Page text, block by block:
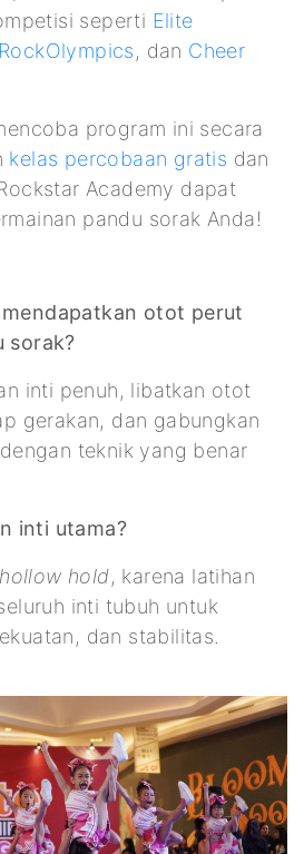
seperti Elite
RockOlympics, dan Cheer
program ini secara
kelas percobaan gratis dan
Academy dapat
pandu sorak Anda!
otot perut
sorak?
inti penuh, libatkan otot
gerakan, dan gabungkan
teknik yang benar
inti utama?
hollow hold, karena latihan
inti tubuh untuk
dan stabilitas.